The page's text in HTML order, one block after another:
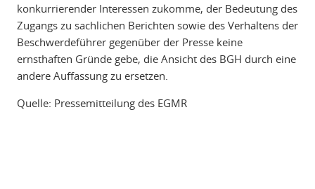
konkurrierender Interessen zukomme, der Bedeutung des
Zugangs zu sachlichen Berichten sowie des Verhaltens der
Beschwerdeführer gegenüber der Presse keine
ernsthaften Gründe gebe, die Ansicht des BGH durch eine
andere Auffassung zu ersetzen.
Quelle: Pressemitteilung des EGMR